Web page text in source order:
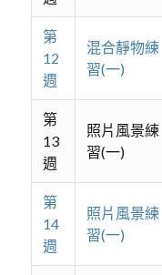
第
12
週
混合靜物練
習(一)
第
13
週
照片風景練
習(一)
第
14
週
照片風景練
習(一)